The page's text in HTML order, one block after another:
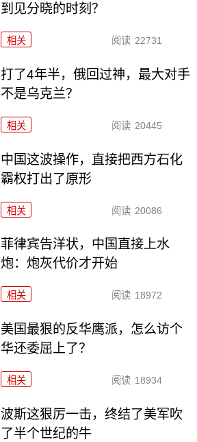
到见分晓的时刻？
相关 阅读 22731
打了4年半，俄回过神，最大对手
不是乌克兰？
相关 阅读 20445
中国这波操作，直接把西方石化
霸权打出了原形
相关 阅读 20086
菲律宾告洋状，中国直接上水
炮：炮灰代价才开始
相关 阅读 18972
美国最狠的反华鹰派，怎么访个
华还委屈上了？
相关 阅读 18934
波斯这狠厉一击，终结了美军吹
了半个世纪的牛